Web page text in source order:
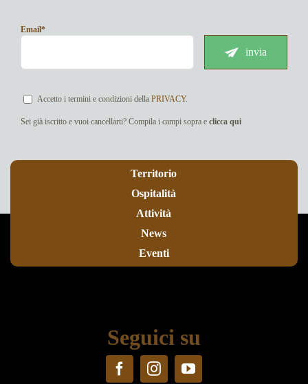
Email*
invia
Accetto i termini e condizioni della PRIVACY.
Sei già iscritto e vuoi cancellarti? Compila i campi sopra e clicca qui
Territorio
Ospitalità
Attività
News
Eventi
Seguici su